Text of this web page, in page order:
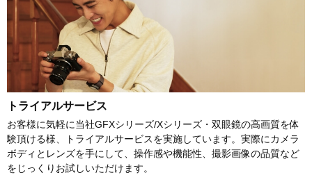
トライアルサービス
お客様に気軽に当社GFXシリーズ/Xシリーズ・双眼鏡の高画質を体
験頂ける様、トライアルサービスを実施しています。実際にカメラ
ボディとレンズを手にして、操作感や機能性、撮影画像の品質など
をじっくりお試しいただけます。